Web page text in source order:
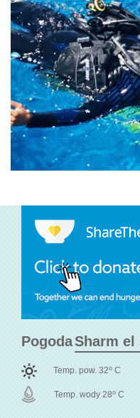
Pogoda
Temp. pow. 32o C
Temp. wody 28o C